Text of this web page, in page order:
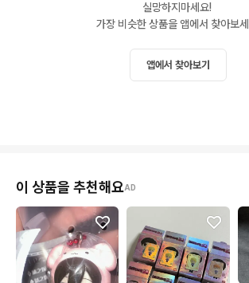
실망하지마세요!
가장 비슷한 상품을 앱에서 찾아보
앱에서 찾아보기
이 상품을 추천해요AD